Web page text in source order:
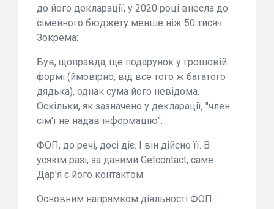
до його декларації, у 2020 році внесла до
сімейного бюджету менше ніж 50 тисяч.
Зокрема:
Був, щоправда, ще подарунок у грошовій
формі (ймовірно, від все того ж багатого
дядька), однак сума його невідома.
Оскільки, як зазначено у декларації, "член
сім'ї не надав інформацію".
ФОП, до речі, досі діє. І він дійсно її. В
усякім разі, за даними Getcontact, саме
Дар'я є його контактом.
Основним напрямком діяльності ФОП